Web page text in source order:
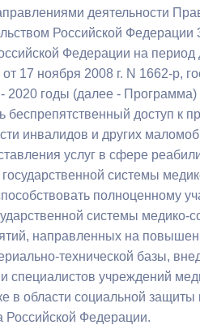
деятельности
Российской Федерации
Федерации на
17 ноября 2008 г. N 1662-р,
2020 годы (далее -
доступ к
инвалидов и других
услуг в сфере
системы
полноценному
системы медико-
направленных на
технической базы,
учреждений
в области социальной
Российской Федерации.